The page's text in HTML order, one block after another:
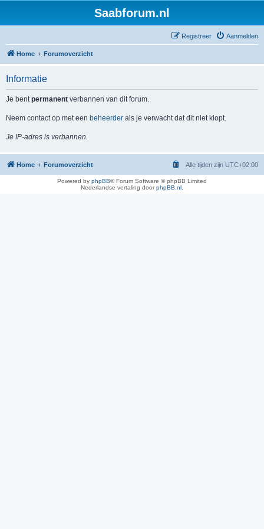
Saabforum.nl
Aanmelden
Registreer
Home Forumoverzicht
Informatie
Je bentpermanent verbannen van dit forum.
Neem contact op met een beheerder als je verwacht dat dit niet klopt.
Je IP-adres is verbannen.
Home Forumoverzicht Alle tijden zijn UTC+02:00
Powered by phpBB® Forum Software © phpBB Limited
Nederlandse vertaling doorphpBB.nl